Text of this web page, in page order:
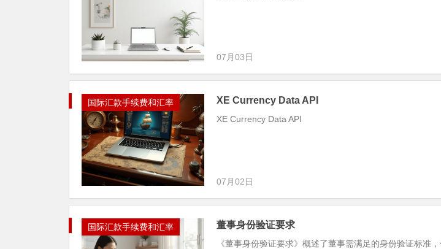
07月03日
国际汇款手续费和汇率 XE Currency Data API
XE Currency Data API
07月02日
国际汇款手续费和汇率 董事身份验证要求
《董事身份验证要求》概述了董事需满足的身份验证标准